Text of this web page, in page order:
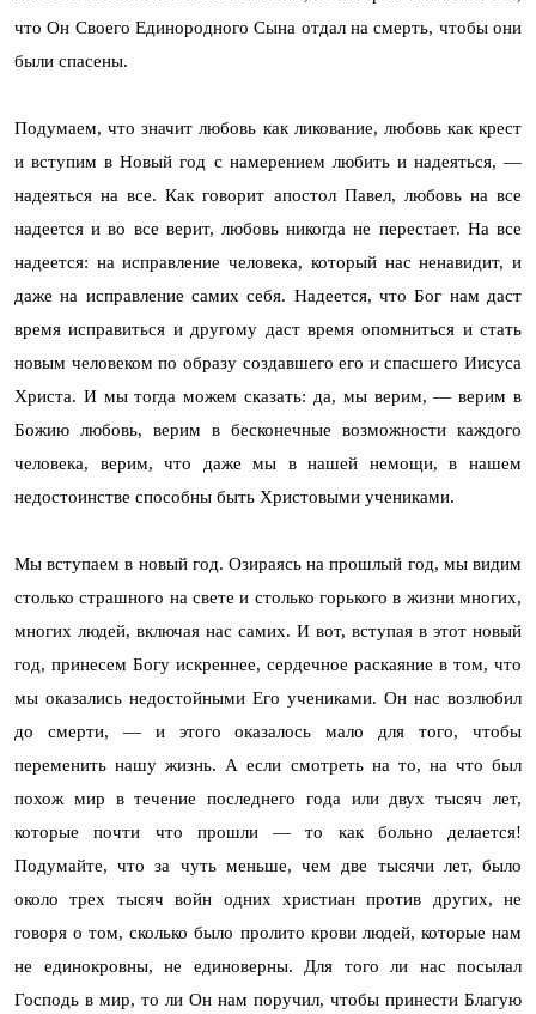
что Он Своего Единородного Сына отдал на смерть, чтобы они
были спасены.
Подумаем, что значит любовь как ликование, любовь как крест
и вступим в Новый год с намерением любить и надеяться, —
надеяться на все. Как говорит апостол Павел, любовь на все
надеется и во все верит, любовь никогда не перестает. На все
надеется: на исправление человека, который нас ненавидит, и
даже на исправление самих себя. Надеется, что Бог нам даст
время исправиться и другому даст время опомниться и стать
новым человеком по образу создавшего его и спасшего Иисуса
Христа. И мы тогда можем сказать: да, мы верим, — верим в
Божию любовь, верим в бесконечные возможности каждого
человека, верим, что даже мы в нашей немощи, в нашем
недостоинстве способны быть Христовыми учениками.
Мы вступаем в новый год. Озираясь на прошлый год, мы видим
столько страшного на свете и столько горького в жизни многих,
многих людей, включая нас самих. И вот, вступая в этот новый
год, принесем Богу искреннее, сердечное раскаяние в том, что
мы оказались недостойными Его учениками. Он нас возлюбил
до смерти, — и этого оказалось мало для того, чтобы
переменить нашу жизнь. А если смотреть на то, на что был
похож мир в течение последнего года или двух тысяч лет,
которые почти что прошли — то как больно делается!
Подумайте, что за чуть меньше, чем две тысячи лет, было
около трех тысяч войн одних христиан против других, не
говоря о том, сколько было пролито крови людей, которые нам
не единокровны, не единоверны. Для того ли нас посылал
Господь в мир, то ли Он нам поручил, чтобы принести Благую